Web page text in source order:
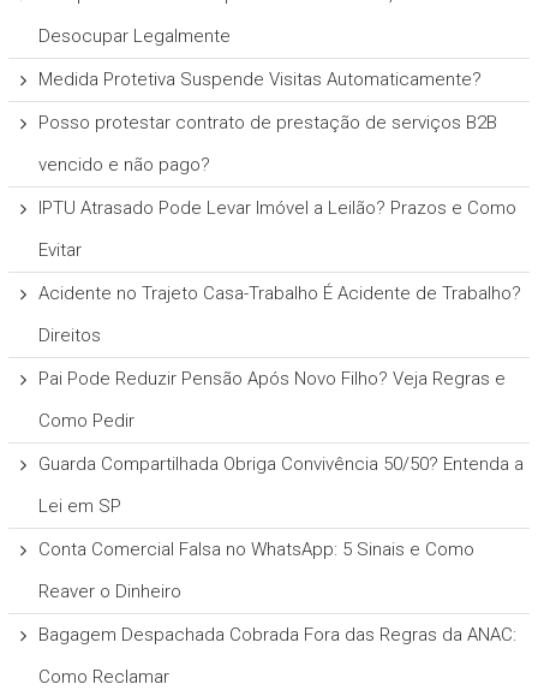
Desocupar Legalmente
Medida Protetiva Suspende Visitas Automaticamente?
Posso protestar contrato de prestação de serviços B2B
vencido e não pago?
IPTU Atrasado Pode Levar Imóvel a Leilão? Prazos e Como
Evitar
Acidente no Trajeto Casa-Trabalho É Acidente de Trabalho?
Direitos
Pai Pode Reduzir Pensão Após Novo Filho? Veja Regras e
Como Pedir
Guarda Compartilhada Obriga Convivência 50/50? Entenda a
Lei em SP
Conta Comercial Falsa no WhatsApp: 5 Sinais e Como
Reaver o Dinheiro
Bagagem Despachada Cobrada Fora das Regras da ANAC:
Como Reclamar